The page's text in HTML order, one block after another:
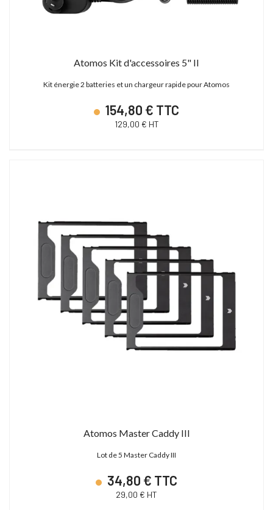
Atomos Kit d'accessoires 5" II
Kit énergie 2 batteries et un chargeur rapide pour Atomos
154,80 € TTC
129,00 € HT
Atomos Master Caddy III
Lot de 5 Master Caddy III
34,80 € TTC
29,00 € HT